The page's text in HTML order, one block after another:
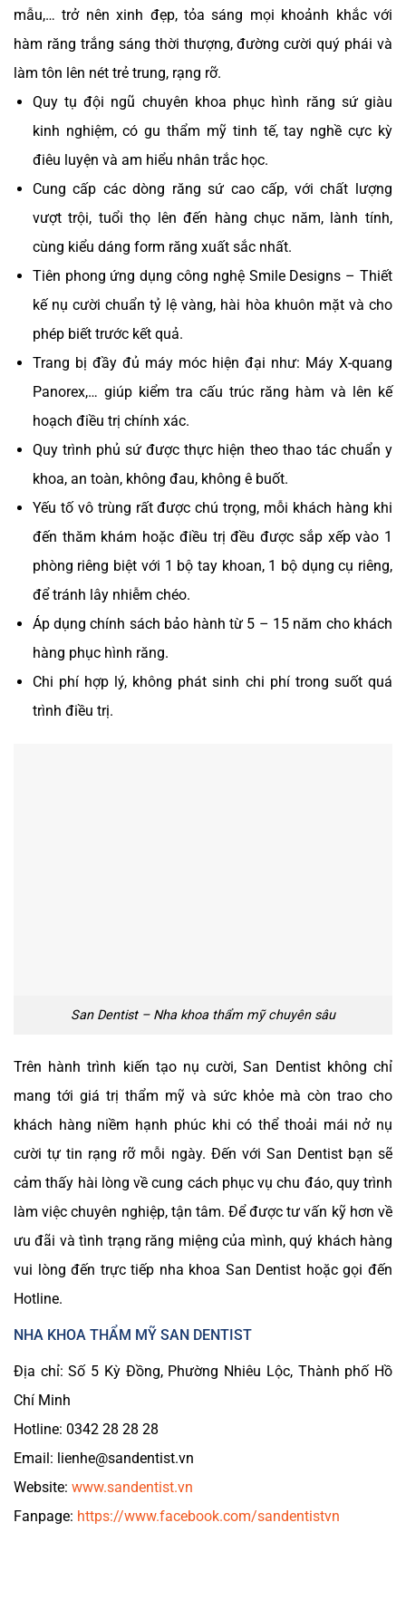
mẫu,… trở nên xinh đẹp, tỏa sáng mọi khoảnh khắc với
hàm răng trắng sáng thời thượng, đường cười quý phái và
làm tôn lên nét trẻ trung, rạng rỡ.
Quy tụ đội ngũ chuyên khoa phục hình răng sứ giàu
kinh nghiệm, có gu thẩm mỹ tinh tế, tay nghề cực kỳ
điêu luyện và am hiểu nhân trắc học.
Cung cấp các dòng răng sứ cao cấp, với chất lượng
vượt trội, tuổi thọ lên đến hàng chục năm, lành tính,
cùng kiểu dáng form răng xuất sắc nhất.
Tiên phong ứng dụng công nghệ Smile Designs – Thiết
kế nụ cười chuẩn tỷ lệ vàng, hài hòa khuôn mặt và cho
phép biết trước kết quả.
Trang bị đầy đủ máy móc hiện đại như: Máy X-quang
Panorex,… giúp kiểm tra cấu trúc răng hàm và lên kế
hoạch điều trị chính xác.
Quy trình phủ sứ được thực hiện theo thao tác chuẩn y
khoa, an toàn, không đau, không ê buốt.
Yếu tố vô trùng rất được chú trọng, mỗi khách hàng khi
đến thăm khám hoặc điều trị đều được sắp xếp vào 1
phòng riêng biệt với 1 bộ tay khoan, 1 bộ dụng cụ riêng,
để tránh lây nhiễm chéo.
Áp dụng chính sách bảo hành từ 5 – 15 năm cho khách
hàng phục hình răng.
Chi phí hợp lý, không phát sinh chi phí trong suốt quá
trình điều trị.
San Dentist – Nha khoa thẩm mỹ chuyên sâu
Trên hành trình kiến tạo nụ cười, San Dentist không chỉ
mang tới giá trị thẩm mỹ và sức khỏe mà còn trao cho
khách hàng niềm hạnh phúc khi có thể thoải mái nở nụ
cười tự tin rạng rỡ mỗi ngày. Đến với San Dentist bạn sẽ
cảm thấy hài lòng về cung cách phục vụ chu đáo, quy trình
làm việc chuyên nghiệp, tận tâm. Để được tư vấn kỹ hơn về
ưu đãi và tình trạng răng miệng của mình, quý khách hàng
vui lòng đến trực tiếp nha khoa San Dentist hoặc gọi đến
Hotline.
NHA KHOA THẨM MỸ SAN DENTIST
Địa chỉ: Số 5 Kỳ Đồng, Phường Nhiêu Lộc, Thành phố Hồ
Chí Minh
Hotline: 0342 28 28 28
Email: lienhe@sandentist.vn
Website: www.sandentist.vn
Fanpage: https://www.facebook.com/sandentistvn